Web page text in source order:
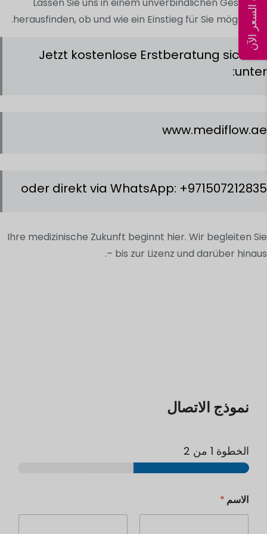
herausfinden, ob und wie ein Einstieg für Sie möglich ist.
Jetzt kostenlose Erstberatung sichern
unter:
www.mediflow.ae
oder direkt via WhatsApp: +971507212835
Ihre medizinische Zukunft beginnt hier. Wir begleiten Sie
– bis zur Lizenz und darüber hinaus.
نموذج الاتصال
الخطوة 1 من 2
الاسم *